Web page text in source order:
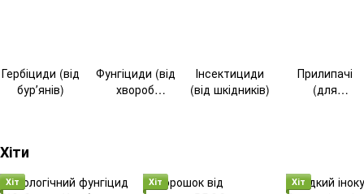
Гербіциди (від
бурʼянів)
Фунгіциди (від
хвороб
Інсектициди
(від шкідників)
Прилипачі
(для
Хіти
Хіт Хіт Хіт